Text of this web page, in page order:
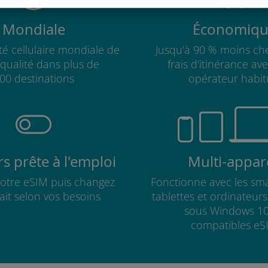
Mondiale
cellulaire mondiale de
dans plus de
destinations
Jusqu'à 90 % moins
frais d'itinérance
opérateur
prête à l'emploi
eSIM puis changez
selon vos besoins
Multi-
Fonctionne avec les
tablettes et
sous Windows
compatibles